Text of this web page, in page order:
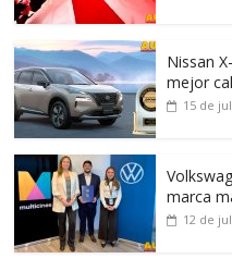
Nissan
mejor
15 de
marca
12 de